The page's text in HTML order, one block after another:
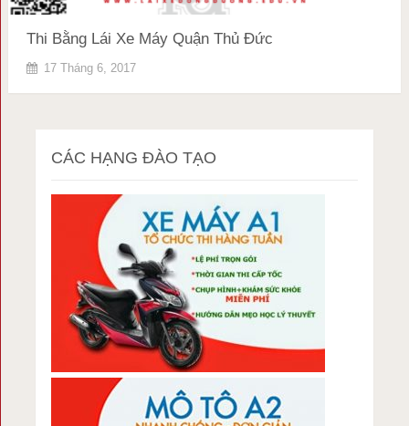
Thi Bằng Lái Xe Máy Quận Thủ Đức
17 Tháng 6, 2017
CÁC HẠNG ĐÀO TẠO